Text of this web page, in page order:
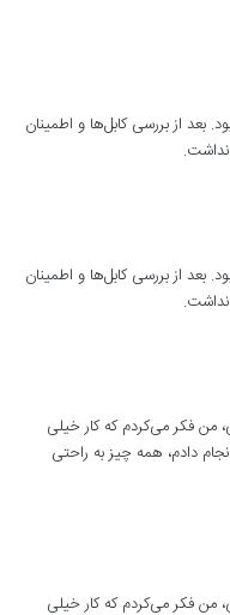
بعد از بررسی کابل‌ها و اطمینان
بعد از بررسی کابل‌ها و اطمینان
من فکر می‌کردم که کار خیلی
دادم، همه چیز به راحتی
من فکر می‌کردم که کار خیلی